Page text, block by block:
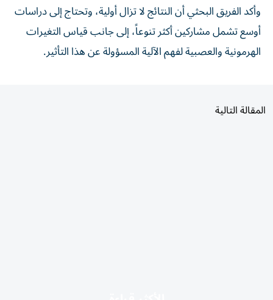
وأكد الفريق البحثي أن النتائج لا تزال أولية، وتحتاج إلى دراسات
أوسع تشمل مشاركين أكثر تنوعاً، إلى جانب قياس التغيرات
الهرمونية والعصبية لفهم الآلية المسؤولة عن هذا التأثير.
المقالة التالية